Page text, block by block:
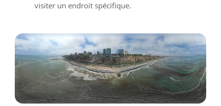
visiter un endroit spécifique.